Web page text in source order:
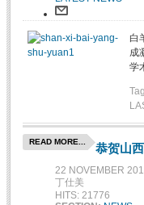
白
成
学
READ MORE... 恭贺山
22 NOVEMBER
丁仕美
HITS: 21776